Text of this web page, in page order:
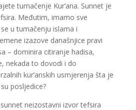
tumačenje Kur’ana. Sunnet je
Međutim, imamo sve
u tumačenju islama i
izazove današnjice pravi
– dominira citiranje hadisa,
nekada to dovodi i do
kur’anskih usmjerenja šta je
posljedice?
neizostavni izvor tefsira